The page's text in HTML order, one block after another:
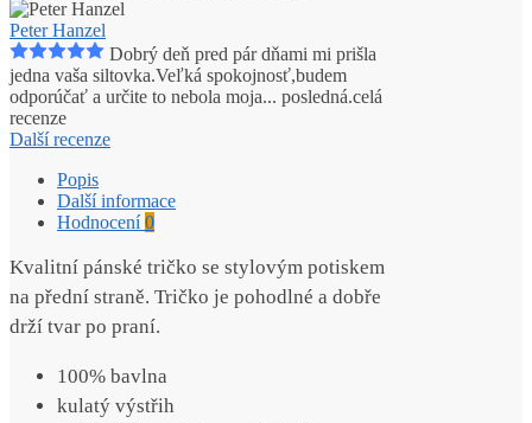
Peter Hanzel
Dobrý deň pred pár dňami mi prišla
jedna vaša siltovka.Veľká spokojnosť,budem
odporúčať a určite to nebola moja... posledná.celá
recenze
Další recenze
Popis
Další informace
Hodnocení0
Kvalitní pánské tričko se stylovým potiskem
na přední straně. Tričko je pohodlné a dobře
drží tvar po praní.
100% bavlna
kulatý výstřih